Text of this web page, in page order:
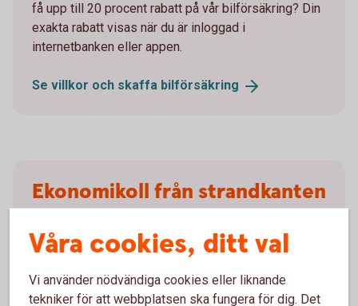
få upp till 20 procent rabatt på vår bilförsäkring? Din
exakta rabatt visas när du är inloggad i
internetbanken eller appen.
Se villkor och skaffa bilförsäkring
Ekonomikoll från strandkanten
och kolla in hur det går för dina placeringar. Med våra
ekonomi var du än är.
Våra cookies, ditt val
Vi använder nödvändiga cookies eller liknande
tekniker för att webbplatsen ska fungera för dig. Det